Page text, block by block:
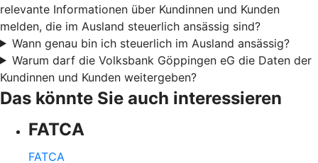
relevante Informationen über Kundinnen und Kunden
melden, die im Ausland steuerlich ansässig sind?
Wann genau bin ich steuerlich im Ausland ansässig?
Warum darf die Volksbank Göppingen eG die Daten der
Kundinnen und Kunden weitergeben?
Das könnte Sie auch interessieren
FATCA
FATCA